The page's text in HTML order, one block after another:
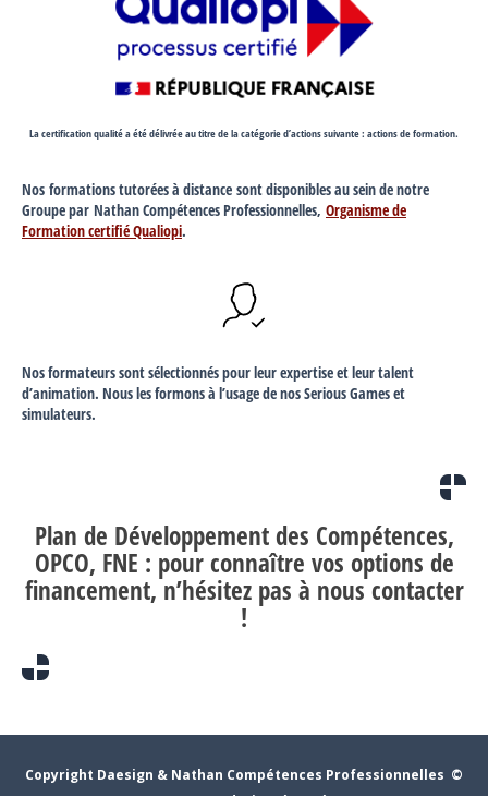
La certification qualité a été délivrée au titre de la catégorie d’actions suivante : actions de formation.
Nos formations tutorées à distance sont disponibles au sein de notre
Groupe par Nathan Compétences Professionnelles, Organisme de
Formation certifié Qualiopi.
Nos formateurs sont sélectionnés pour leur expertise et leur talent
d’animation. Nous les formons à l’usage de nos Serious Games et
simulateurs.
Plan de Développement des Compétences,
OPCO, FNE : pour connaître vos options de
financement, n’hésitez pas à nous contacter
!
Copyright Daesign & Nathan Compétences Professionnelles ©